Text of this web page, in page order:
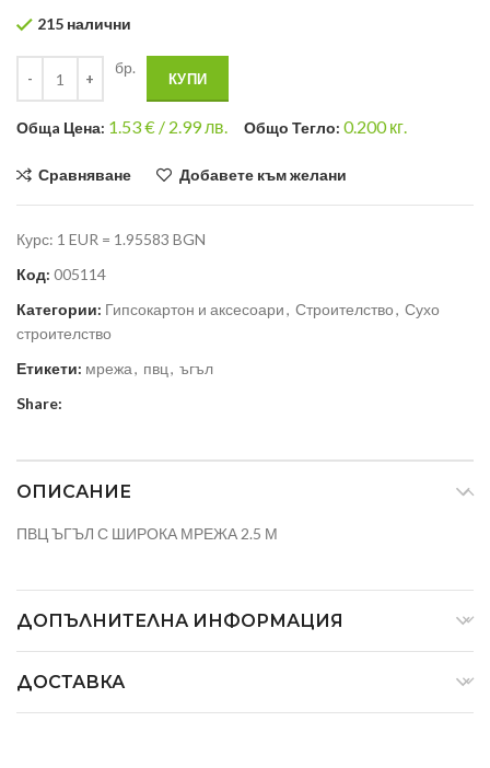
215 налични
бр.
КУПИ
Общa Цена: 1.53€ / 2.99 лв. Общо Тегло: 0.200кг.
Сравняване Добавете към желани
Курс: 1 EUR = 1.95583 BGN
Код: 005114
Категории: Гипсокартон и аксесоари, Строителство, Сухо
строителство
Етикети: мрежа, пвц, ъгъл
Share:
ОПИСАНИЕ
ПВЦ ЪГЪЛ С ШИРОКА МРЕЖА 2.5 М
ДОПЪЛНИТЕЛНА ИНФОРМАЦИЯ
ДОСТАВКА